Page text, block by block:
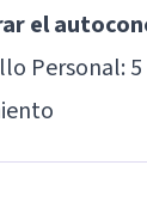
el
Personal: